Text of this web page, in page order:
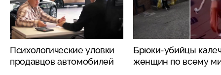
Психологические уловки
продавцов автомобилей
Брюки-убийцы
женщин по всему